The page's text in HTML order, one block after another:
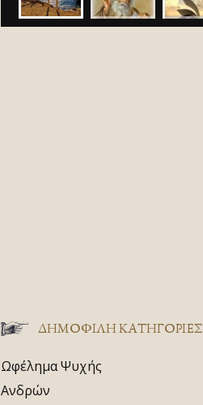
ΔΗΜΟΦΙΛΗ ΚΑΤΗΓΟΡΙΕΣ
Ωφέλημα Ψυχής
Ανδρών